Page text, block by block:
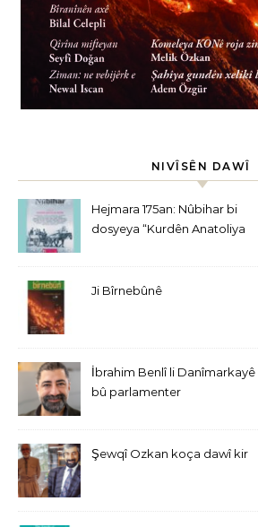
NIVÎSÊN DAWÎ
Hejmara 175an: Nûbihar bi
dosyeya “Kurdên Anatoliya
Ji Bîrnebûnê
İbrahim Benlî li Danîmarkayê
bû parlamenter
Şewqî Ozkan koça dawî kir